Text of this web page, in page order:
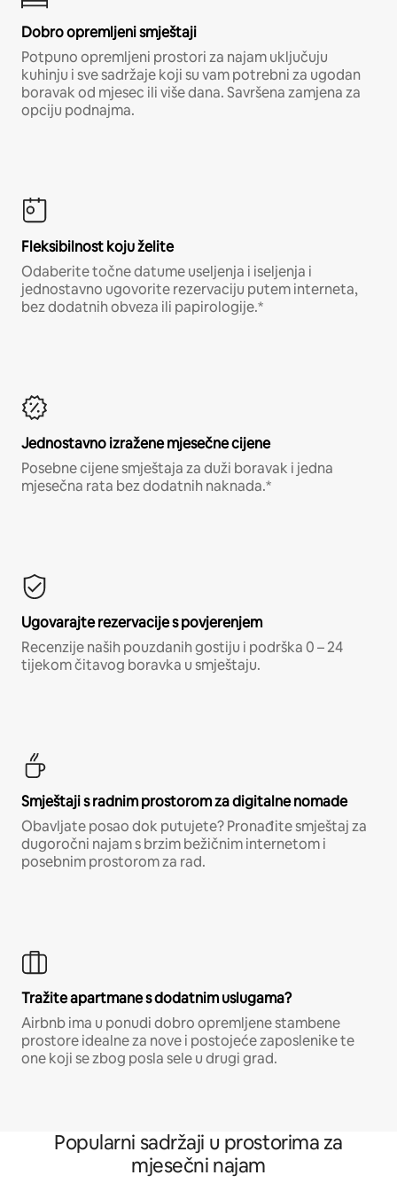
Dobro opremljeni smještaji
Potpuno opremljeni prostori za najam uključuju
kuhinju i sve sadržaje koji su vam potrebni za ugodan
boravak od mjesec ili više dana. Savršena zamjena za
opciju podnajma.
Fleksibilnost koju želite
Odaberite točne datume useljenja i iseljenja i
jednostavno ugovorite rezervaciju putem interneta,
bez dodatnih obveza ili papirologije.*
Jednostavno izražene mjesečne cijene
Posebne cijene smještaja za duži boravak i jedna
mjesečna rata bez dodatnih naknada.*
Ugovarajte rezervacije s povjerenjem
Recenzije naših pouzdanih gostiju i podrška 0 – 24
tijekom čitavog boravka u smještaju.
Smještaji s radnim prostorom za digitalne nomade
Obavljate posao dok putujete? Pronađite smještaj za
dugoročni najam s brzim bežičnim internetom i
posebnim prostorom za rad.
Tražite apartmane s dodatnim uslugama?
Airbnb ima u ponudi dobro opremljene stambene
prostore idealne za nove i postojeće zaposlenike te
one koji se zbog posla sele u drugi grad.
Popularni sadržaji u prostorima za
mjesečni najam